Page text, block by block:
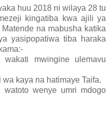
huu 2018 ni wilaya 28 tu
kingatiba kwa ajili ya
na mabusha katika
yasipopatiwa tiba haraka
mwingine ulemavu
kaya na hatimaye Taifa.
wenye umri mdogo